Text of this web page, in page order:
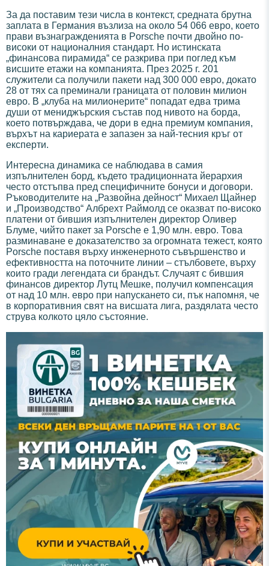
За да поставим тези числа в контекст, средната брутна
заплата в Германия възлиза на около 54 066 евро, което
прави възнагражденията в Porsche почти двойно по-
високи от националния стандарт. Но истинската
„финансова пирамида“ се разкрива при поглед към
висшите етажи на компанията. През 2025 г. 201
служители са получили пакети над 300 000 евро, докато
28 от тях са преминали границата от половин милион
евро. В „клуба на милионерите“ попадат едва трима
души от мениджърския състав под нивото на борда,
което потвърждава, че дори в една премиум компания,
върхът на кариерата е запазен за най-тесния кръг от
експерти.
Интересна динамика се наблюдава в самия
изпълнителен борд, където традиционната йерархия
често отстъпва пред специфичните бонуси и договори.
Ръководителите на „Развойна дейност“ Михаел Щайнер
и „Производство“ Албрехт Раймолд се оказват по-високо
платени от бившия изпълнителен директор Оливер
Блуме, чийто пакет за Porsche е 1,90 млн. евро. Това
разминаване е доказателство за огромната тежест, която
Porsche поставя върху инженерното съвършенство и
ефективността на поточните линии – стълбовете, върху
които гради легендата си брандът. Случаят с бившия
финансов директор Лутц Мешке, получил компенсация
от над 10 млн. евро при напускането си, пък напомня, че
в корпоративния свят на висшата лига, раздялата често
струва колкото цяло състояние.